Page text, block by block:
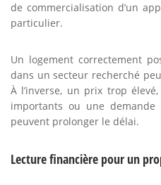
de commercialisation d’un
particulier.
Un logement correctement
dans un secteur recherché
À l’inverse, un prix trop
importants ou une
peuvent prolonger le délai.
Lecture financière pour un